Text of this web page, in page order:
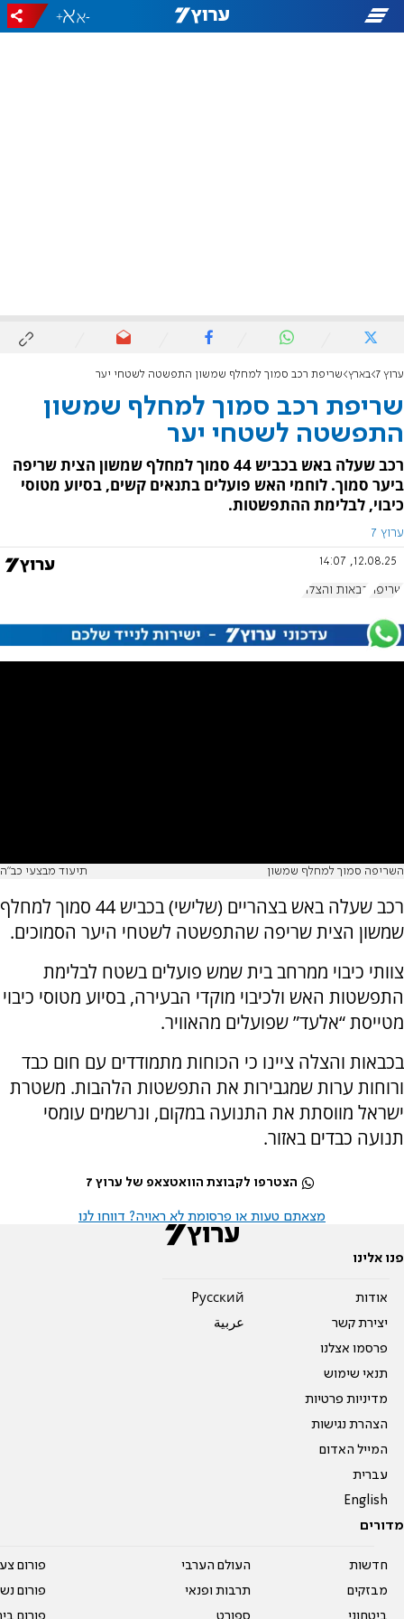
-
+
ערוץ 7 בארץ שריפת רכב סמוך למחלף שמשון התפשטה לשטחי יער
שריפת רכב סמוך למחלף שמשון
התפשטה לשטחי יער
רכב שעלה באש בכביש 44 סמוך למחלף שמשון הצית שריפה
ביער סמוך. לוחמי האש פועלים בתנאים קשים, בסיוע מטוסי
כיבוי, לבלימת ההתפשטות.
ערוץ 7
12.08.25, 14:07
שריפה כבאות והצלה
השריפה סמוך למחלף שמשון תיעוד מבצעי כב"ה
רכב שעלה באש בצהריים (שלישי) בכביש 44 סמוך למחלף
שמשון הצית שריפה שהתפשטה לשטחי היער הסמוכים.
צוותי כיבוי ממרחב בית שמש פועלים בשטח לבלימת
התפשטות האש ולכיבוי מוקדי הבעירה, בסיוע מטוסי כיבוי
מטייסת “אלעד” שפועלים מהאוויר.
בכבאות והצלה ציינו כי הכוחות מתמודדים עם חום כבד
ורוחות ערות שמגבירות את התפשטות הלהבות. משטרת
ישראל מווסתת את התנועה במקום, ונרשמים עומסי
תנועה כבדים באזור.
הצטרפו לקבוצת הוואטצאפ של ערוץ 7
מצאתם טעות או פרסומת לא ראויה? דווחו לנו
פנו אלינו
אודות
יצירת קשר
פרסמו אצלנו
תנאי שימוש
מדיניות פרטיות
הצהרת נגישות
המייל האדום
עברית
English
Pусский
عربية
מדורים
חדשות
מבזקים
העולם הערבי
תרבות ופנאי
פורום
פורום